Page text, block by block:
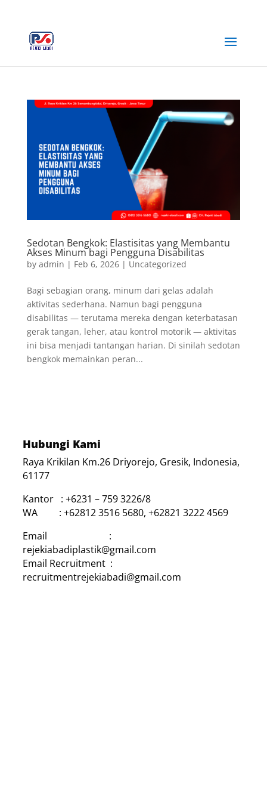
Sedotan Bengkok: Elastisitas yang Membantu
Akses Minum bagi Pengguna Disabilitas
by admin | Feb 6, 2026| Uncategorized
Bagi sebagian orang, minum dari gelas adalah
aktivitas sederhana. Namun bagi pengguna
disabilitas — terutama mereka dengan keterbatasan
gerak tangan, leher, atau kontrol motorik — aktivitas
ini bisa menjadi tantangan harian. Di sinilah sedotan
bengkok memainkan peran...
Hubungi Kami
Raya Krikilan Km.26 Driyorejo, Gresik, Indonesia,
61177
Kantor : +6231 – 759 3226/8
WA : +62812 3516 5680, +62821 3222 4569
Email :
rejekiabadiplastik@gmail.com
Email Recruitment :
recruitmentrejekiabadi@gmail.com